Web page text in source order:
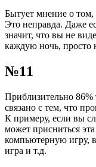
Бытует мнение о том,
Это неправда. Даже
значит, что вы не
каждую ночь, просто
№11
Приблизительно 86%
связано с тем, что
К примеру, если вы
может присниться
компьютерную игру,
игра и т.д.